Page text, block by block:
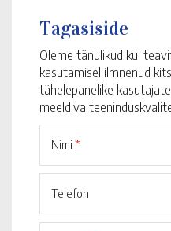
Tagasiside
Oleme tänulikud kui
kasutamisel ilmnenud
tähelepanelike
meeldiva
Nimi *
Telefon